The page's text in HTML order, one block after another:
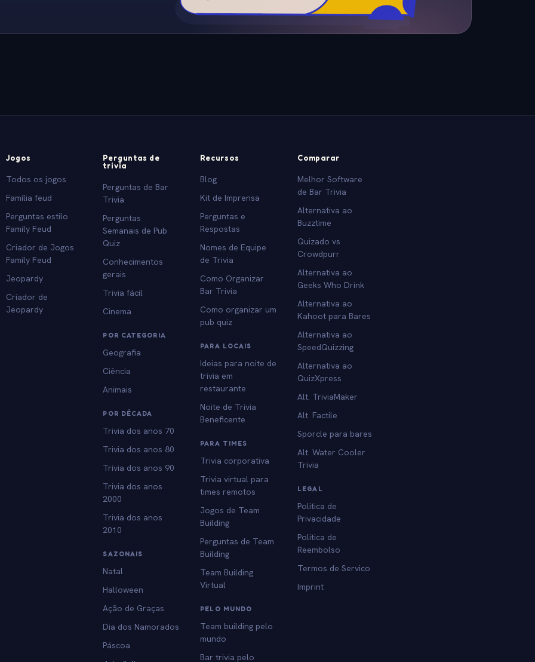
Jogos
Todos os jogos
Família feud
Perguntas estilo
Family Feud
Criador de Jogos
Family Feud
Jeopardy
Criador de
Jeopardy
Perguntas de
trivia
Perguntas de Bar
Trivia
Perguntas
Semanais de Pub
Quiz
Conhecimentos
gerais
Trivia fácil
Cinema
POR CATEGORIA
Geografia
Ciência
Animais
POR DÉCADA
Trivia dos anos 70
Trivia dos anos 80
Trivia dos anos 90
Trivia dos anos
2000
Trivia dos anos
2010
SAZONAIS
Natal
Halloween
Ação de Graças
Dia dos Namorados
Páscoa
Recursos
Blog
Kit de Imprensa
Perguntas e
Respostas
Nomes de Equipe
de Trivia
Como Organizar
Bar Trivia
Como organizar um
pub quiz
PARA LOCAIS
Ideias para noite de
trivia em
restaurante
Noite de Trivia
Beneficente
PARA TIMES
Trivia corporativa
Trivia virtual para
times remotos
Jogos de Team
Building
Perguntas de Team
Building
Team Building
Virtual
PELO MUNDO
Team building pelo
mundo
Bar trivia pelo
Comparar
Melhor Software
de Bar Trivia
Alternativa ao
Buzztime
Quizado vs
Crowdpurr
Alternativa ao
Geeks Who Drink
Alternativa ao
Kahoot para Bares
Alternativa ao
SpeedQuizzing
Alternativa ao
QuizXpress
Alt. TriviaMaker
Alt. Factile
Sporcle para bares
Alt. Water Cooler
Trivia
LEGAL
Politica de
Privacidade
Politica de
Reembolso
Termos de Servico
Imprint